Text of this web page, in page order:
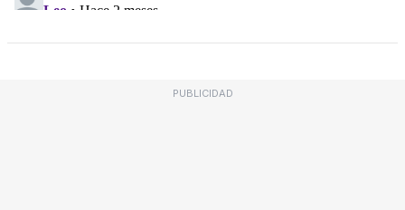
PUBLICIDAD